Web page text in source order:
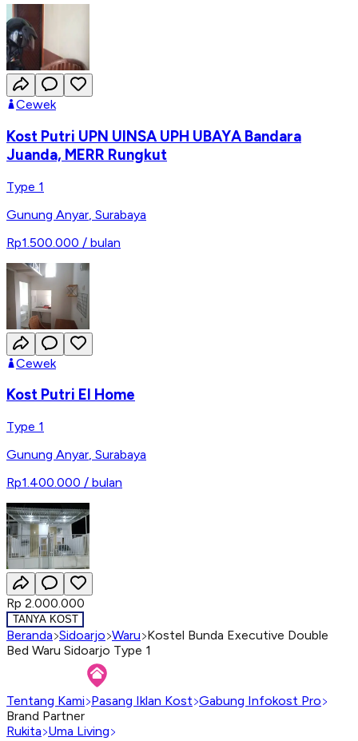
Cewek
Kost Putri UPN UINSA UPH UBAYA Bandara
Juanda, MERR Rungkut
Type 1
Gunung Anyar Surabaya
Rp1.500.000 / bulan
Cewek
Kost Putri El Home
Type 1
Gunung Anyar, Surabaya
Rp1.400.000 / bulan
Rp 2.000.000
TANYA KOST
Beranda Sidoarjo Waru Kostel Bunda Executive Double
Bed Waru Sidoarjo Type 1
Tentang Kami Pasang Iklan Kost Gabung Infokost Pro
Brand Partner
Rukita Uma Living